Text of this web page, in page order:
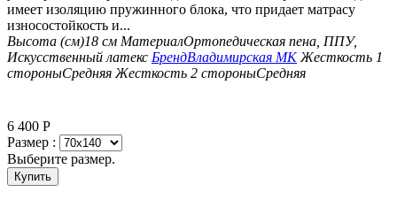
имеет изоляцию пружинного блока, что придает матрасу
износостойкость и...
Высота (см)18 см МатериалОртопедическая пена, ППУ,
Искусственный латекс БрендВладимирская МК Жесткость 1
стороныСредняя Жесткость 2 стороныСредняя
6 400 Р
Размер :
Выберите размер.
Купить